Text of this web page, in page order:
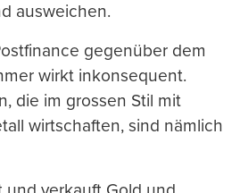
ausweichen.
gegenüber dem
wirkt inkonsequent.
die im grossen Stil mit
wirtschaften, sind nämlich